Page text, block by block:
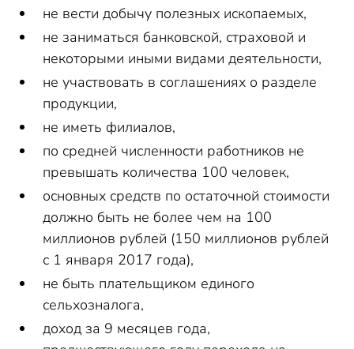
не вести добычу полезных ископаемых,
не заниматься банковской, страховой и
некоторыми иными видами деятельности,
не участвовать в соглашениях о разделе
продукции,
не иметь филиалов,
по средней численности работников не
превышать количества 100 человек,
основных средств по остаточной стоимости
должно быть не более чем на 100
миллионов рублей (150 миллионов рублей
с 1 января 2017 года),
не быть плательщиком единого
сельхозналога,
доход за 9 месяцев года,